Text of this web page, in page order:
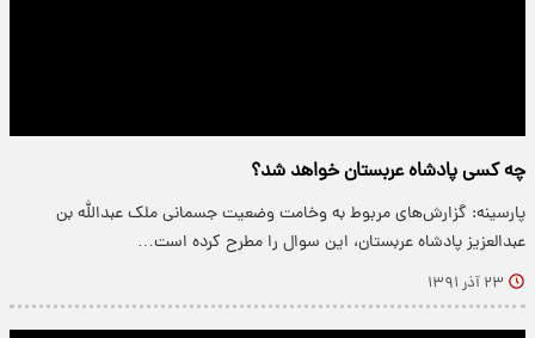
چه کسی پادشاه عربستان خواهد شد؟
پارسینه: گزارش‌های مربوط به وخامت وضعیت جسمانی ملک عبدالله بن
عبدالعزیز پادشاه عربستان، این سوال را مطرح کرده است…
۲۳ آذر ۱۳۹۱